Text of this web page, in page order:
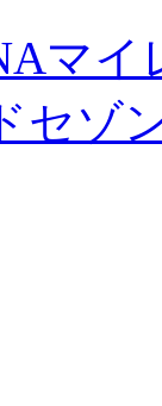
マイ
セゾ